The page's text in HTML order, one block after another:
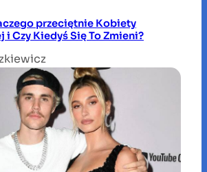
przeciętnie Kobiety
i Czy Kiedyś Się To Zmieni?